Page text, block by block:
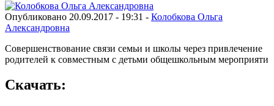
Опубликовано 20.09.2017 - 19:31 - Колобкова Ольга
Александровна
Совершенствование связи семьи и школы через привлечение
родителей к совместным с детьми общешкольным мероприяти
Скачать: